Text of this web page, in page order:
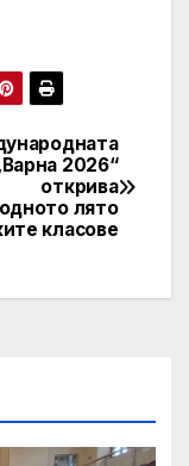
2026“
открива
лято
класове